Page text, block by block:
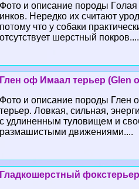
Фото и описание породы Гoлая
инков. Нередко их считают
потому что у собаки
отсутствует шерстный покров....
Глен оф Имаал терьер (Glen
Фото и описание породы Глен
терьер. Ловкая, сильная,
с удлиненным туловищем и
размашистыми движениями....
Гладкошерстный